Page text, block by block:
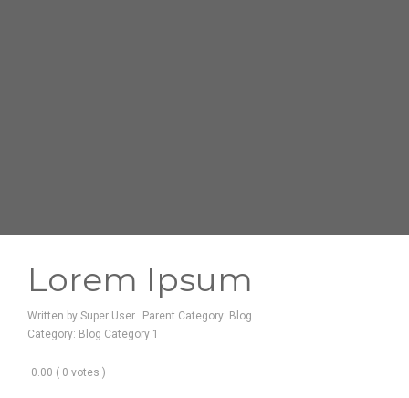
Lorem Ipsum
Written by Super User Parent Category: Blog
Category: Blog Category 1
0.00 ( 0 votes )